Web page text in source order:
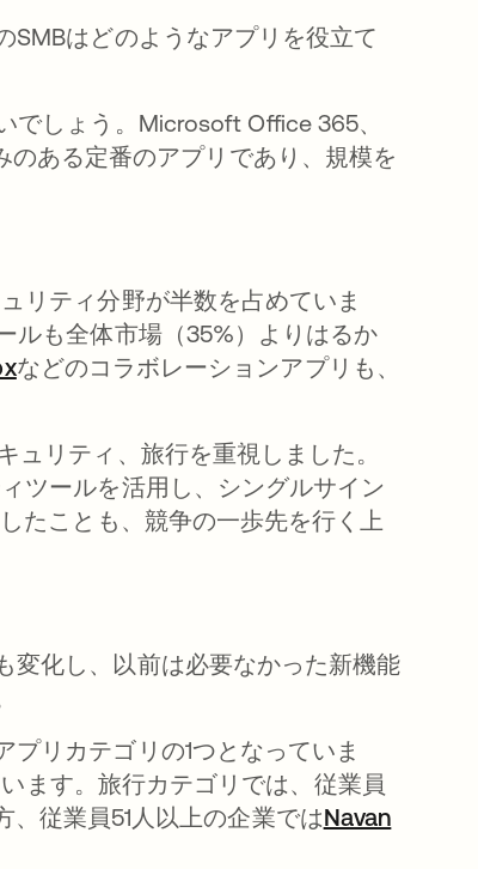
SMBはどのようなアプリを役立て
でしょう。Microsoft Office 365、
ある定番のアプリであり、規模を
リティ分野が半数を占めていま
ルも全体市場（35%）よりはるか
タブで開く
新しいタブで開く
などのコラボレーションアプリも、
リティ、旅行を重視しました。
ツールを活用し、シングルサイン
たことも、競争の一歩先を行く上
変化し、以前は必要なかった新機能
リカテゴリの1つとなっていま
ます。旅行カテゴリでは、従業員
、従業員51人以上の企業ではNavan